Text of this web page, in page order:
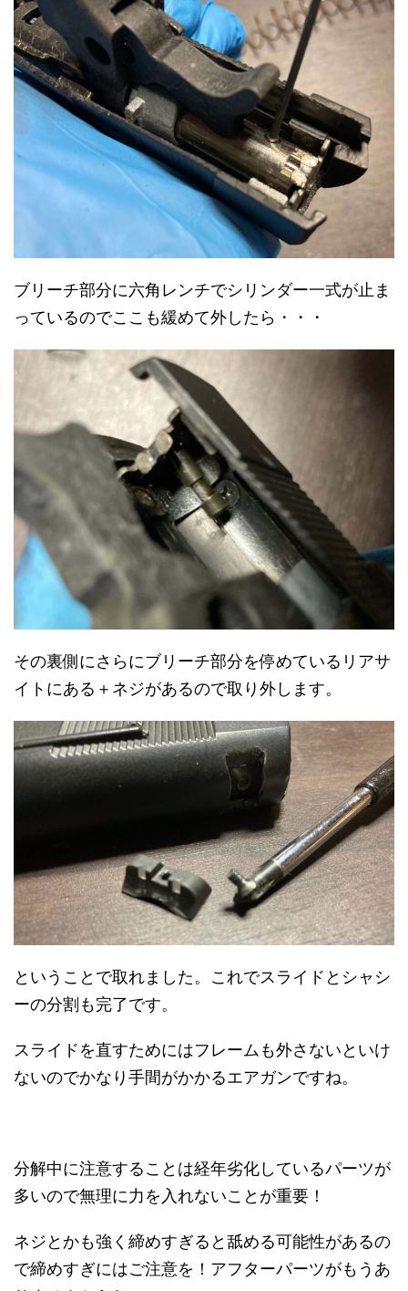
ブリーチ部分に六角レンチでシリンダー一式が止ま
っているのでここも緩めて外したら・・・
その裏側にさらにブリーチ部分を停めているリアサ
イトにある＋ネジがあるので取り外します。
ということで取れました。これでスライドとシャシ
ーの分割も完了です。
スライドを直すためにはフレームも外さないといけ
ないのでかなり手間がかかるエアガンですね。
分解中に注意することは経年劣化しているパーツが
多いので無理に力を入れないことが重要！
ネジとかも強く締めすぎると舐める可能性があるの
で締めすぎにはご注意を！アフターパーツがもうあ